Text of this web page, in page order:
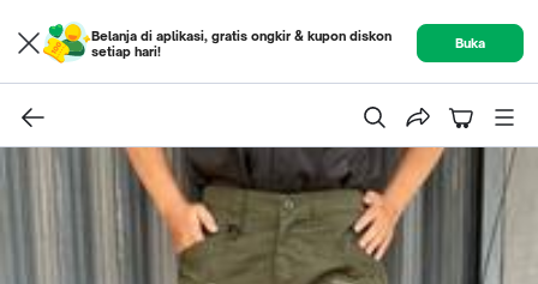
Belanja di aplikasi, gratis ongkir & kupon diskon
setiap hari!
Buka